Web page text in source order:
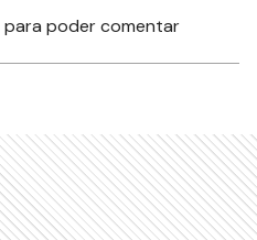
para poder comentar